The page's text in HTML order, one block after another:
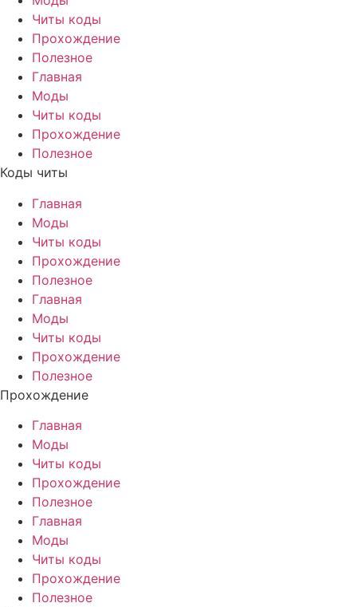
Читы коды
Прохождение
Полезное
Главная
Моды
Читы коды
Прохождение
Полезное
Коды читы
Главная
Моды
Читы коды
Прохождение
Полезное
Главная
Моды
Читы коды
Прохождение
Полезное
Прохождение
Главная
Моды
Читы коды
Прохождение
Полезное
Главная
Моды
Читы коды
Прохождение
Полезное